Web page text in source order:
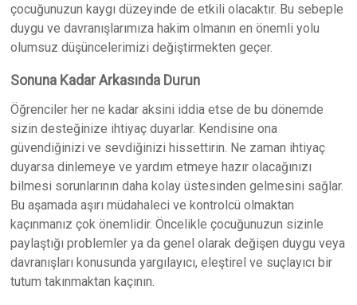
çocuğunuzun kaygı düzeyinde de etkili olacaktır. Bu sebeple
duygu ve davranışlarımıza hakim olmanın en önemli yolu
olumsuz düşüncelerimizi değiştirmekten geçer.
Sonuna Kadar Arkasında Durun
Öğrenciler her ne kadar aksini iddia etse de bu dönemde
sizin desteğinize ihtiyaç duyarlar. Kendisine ona
güvendiğinizi ve sevdiğinizi hissettirin. Ne zaman ihtiyaç
duyarsa dinlemeye ve yardım etmeye hazır olacağınızı
bilmesi sorunlarının daha kolay üstesinden gelmesini sağlar.
Bu aşamada aşırı müdahaleci ve kontrolcü olmaktan
kaçınmanız çok önemlidir. Öncelikle çocuğunuzun sizinle
paylaştığı problemler ya da genel olarak değişen duygu veya
davranışları konusunda yargılayıcı, eleştirel ve suçlayıcı bir
tutum takınmaktan kaçının.